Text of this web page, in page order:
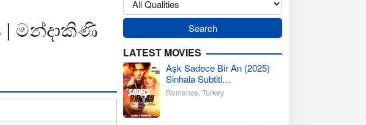
| මන්දාකිණි
LATEST MOVIES
Aşk Sadece Bir An (2025)
Sinhala Subtitl…
Romance Turkey